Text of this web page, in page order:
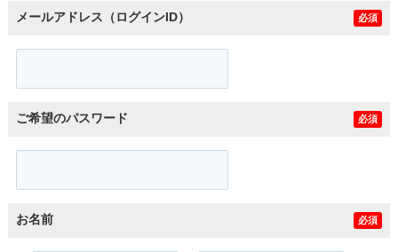
メールアドレス（ログインID） 必須
ご希望のパスワード 必須
お名前 必須